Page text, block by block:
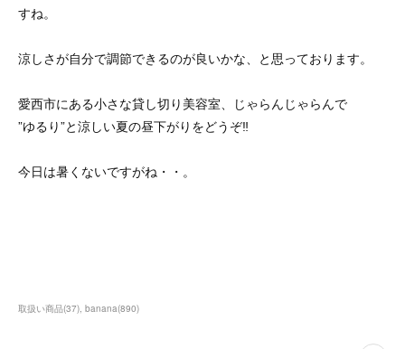
すね。
涼しさが自分で調節できるのが良いかな、と思っております。
愛西市にある小さな貸し切り美容室、じゃらんじゃらんで
”ゆるり”と涼しい夏の昼下がりをどうぞ‼
今日は暑くないですがね・・。
取扱い商品(37) banana(890)